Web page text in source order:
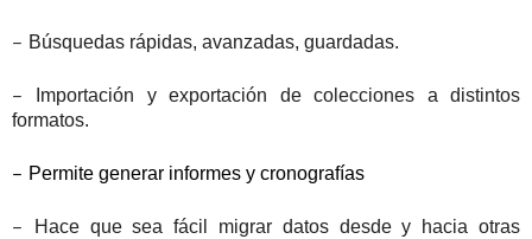
– Búsquedas rápidas, avanzadas, guardadas.
–
Importación y exportación de colecciones a distintos
formatos.
– Permite generar informes y cronografías
–
Hace que sea fácil migrar datos desde y hacia otras